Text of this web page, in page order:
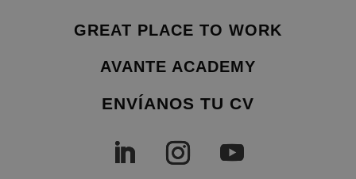
GREAT PLACE TO WORK
AVANTE ACADEMY
ENVÍANOS TU CV